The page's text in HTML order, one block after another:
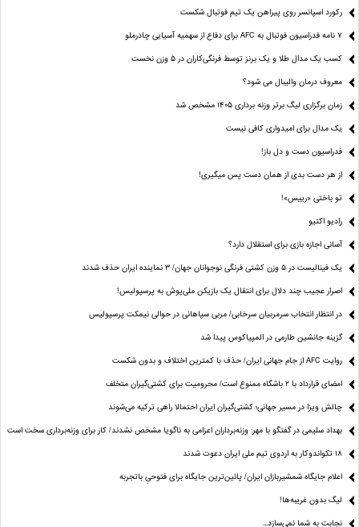
رکورد اسپانسر روی پیراهن یک تیم فوتبال شکست
۷ نامه فدراسیون فوتبال به AFC برای دفاع از سهمیه آسیایی چادرملو
کسب یک مدال طلا و یک برنز توسط فرنگی‌کاران در ۵ وزن نخست
معروف درمان والیبال می شود؟
زمان برگزاری لیگ برتر وزنه برداری ۱۴۰۵ مشخص شد
یک مدال برای امیدواری کافی نیست
فدراسیون دست‌ و دل باز!
از هر دست بدی از همان دست پس میگیری!
تو باختی «رییس»!
رادیو اکتیو
آسانی اجازه بازی برای استقلال دارد؟
یک فینالیست در ۵ وزن کشتی فرنگی نوجوانان جهان/ ۳ نماینده ایران حذف شدند
اصرار عجیب چند دلال برای انتقال یک بازیکن ملی‌پوش به پرسپولیس!
در انتظار انتخاب سرمربیان سرخابی/ مربی سپاهانی در حوالی نیمکت پرسپولیس
گزینه جانشین طارمی در المپیاکوس پیدا شد
روایت AFC از جام جهانی ایران/ حذف با کمترین اختلاف و بدون شکست
امضای قرارداد با ۲ باشگاه ممنوع است/ محرومیت برای کشتی‌گیران متخلف
چالش ویزا در مسیر جهانی؛ کشتی‌گیران ایران احتمالا راهی ترکیه می‌شوند
بهداد سلیمی در گفتگو با مهر: وزنه‌برداران اعزامی به ناگویا مشخص نشدند/ کار برای وزنه‌برداری سخت است
۱۸ تکواندوکار به اردوی تیم ملی ایران دعوت شدند
اعلام جایگاه شمشیربازان ایران/ پائین‌ترین جایگاه برای فتوحیِ باتجربه
لیگ بدون غریبه‌ها!
نجابت به شما نمی‌سازد...